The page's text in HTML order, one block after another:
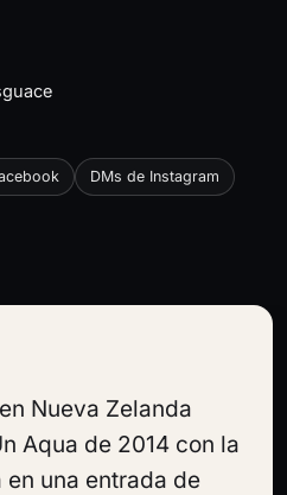
DMs de Instagram
Nueva Zelanda
Aqua de 2014 con la
una entrada de